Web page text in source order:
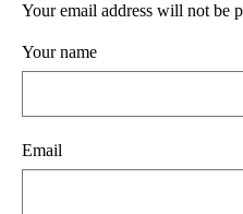
Your email address will not be
Your name
Email